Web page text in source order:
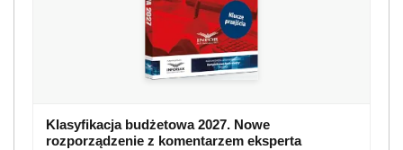
Klasyfikacja budżetowa 2027. Nowe
rozporządzenie z komentarzem eksperta